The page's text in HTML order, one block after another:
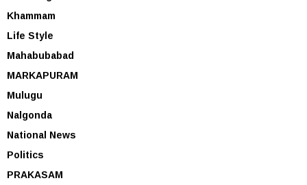
Khammam
Life Style
Mahabubabad
MARKAPURAM
Mulugu
Nalgonda
National News
Politics
PRAKASAM